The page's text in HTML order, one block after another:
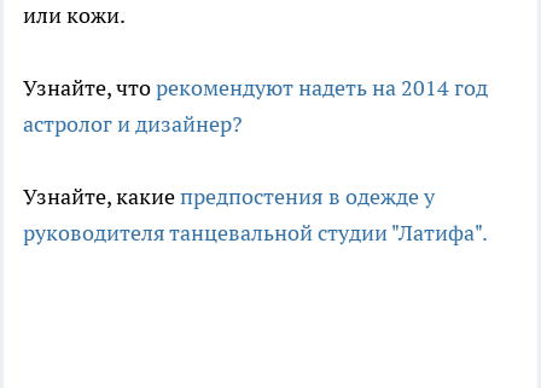
или кожи.
Узнайте, чторекомендуют надеть на 2014 год
астролог и дизайнер?
Узнайте, какиепредпостения в одежде у
руководителя танцевальной студии "Латифа".